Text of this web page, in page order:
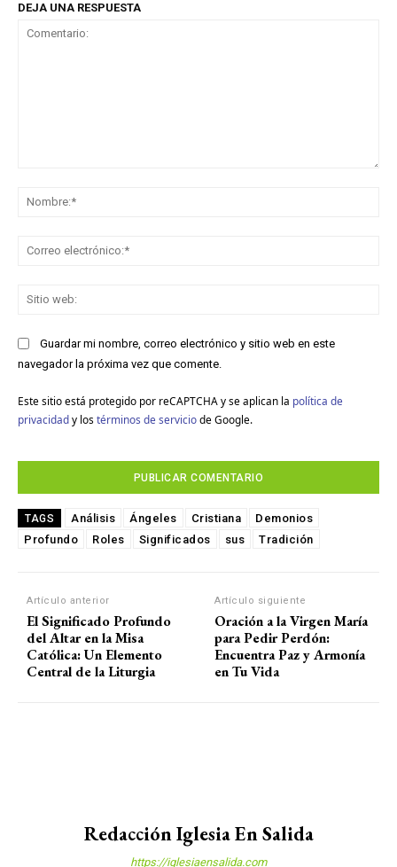
DEJA UNA RESPUESTA
Guardar mi nombre, correo electrónico y sitio web en este
navegador la próxima vez que comente.
Este sitio está protegido por reCAPTCHA y se aplican la política de
privacidady los términos de serviciode Google.
TAGS Análisis Ángeles Cristiana
Demonios
Profundo
Roles Significados sus Tradición
Artículo anterior
El Significado Profundo
del Altar en la Misa
Católica: Un Elemento
Central de la Liturgia
Artículo siguiente
Oración a la Virgen María
para Pedir Perdón:
Encuentra Paz y Armonía
en Tu Vida
https://iglesiaensalida.com